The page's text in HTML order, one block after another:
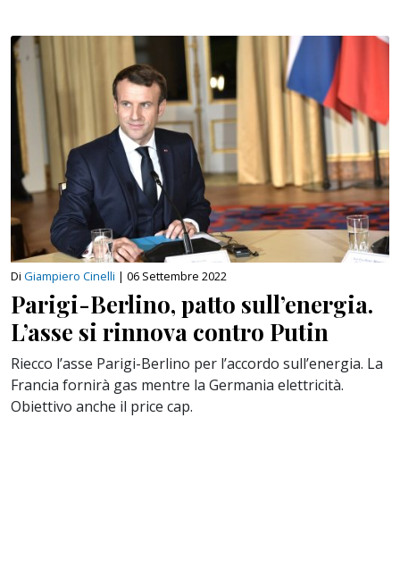
Di Giampiero Cinelli | 06 Settembre 2022
Parigi-Berlino, patto sull’energia.
L’asse si rinnova contro Putin
Riecco l’asse Parigi-Berlino per l’accordo sull’energia. La
Francia fornirà gas mentre la Germania elettricità.
Obiettivo anche il price cap.